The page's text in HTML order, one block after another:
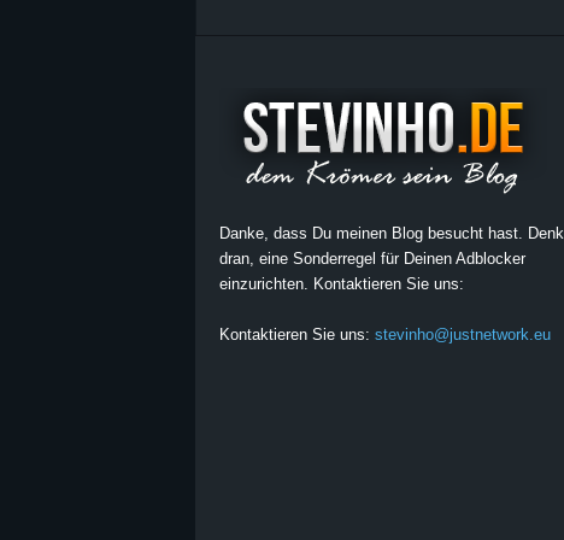
Danke, dass Du meinen Blog besucht hast. Denk
dran, eine Sonderregel für Deinen Adblocker
einzurichten. Kontaktieren Sie uns:
Kontaktieren Sie uns: stevinho@justnetwork.eu